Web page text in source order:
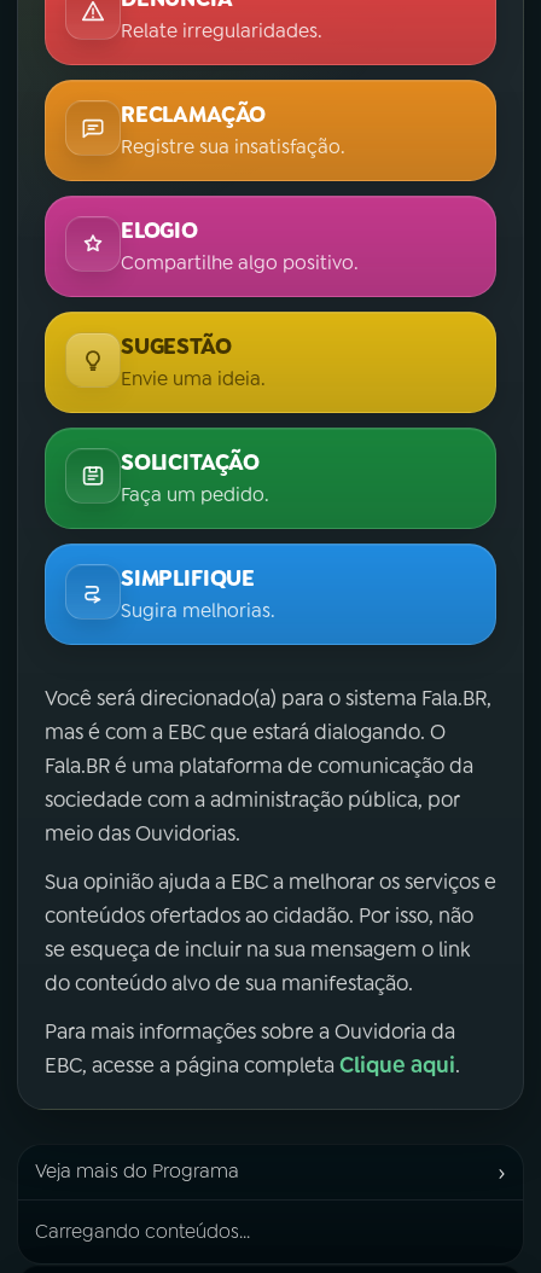
Relate irregularidades.
RECLAMAÇÃO
Registre sua insatisfação.
ELOGIO
Compartilhe algo positivo.
SUGESTÃO
Envie uma ideia.
SOLICITAÇÃO
Faça um pedido.
SIMPLIFIQUE
Sugira melhorias.
Você será direcionado(a) para o sistema Fala.BR,
mas é com a EBC que estará dialogando. O
Fala.BR é uma plataforma de comunicação da
sociedade com a administração pública, por
meio das Ouvidorias.
Sua opinião ajuda a EBC a melhorar os serviços e
conteúdos ofertados ao cidadão. Por isso, não
se esqueça de incluir na sua mensagem o link
do conteúdo alvo de sua manifestação.
Para mais informações sobre a Ouvidoria da
EBC, acesse a página completa Clique aqui.
Veja mais do Programa ›
Carregando conteúdos...